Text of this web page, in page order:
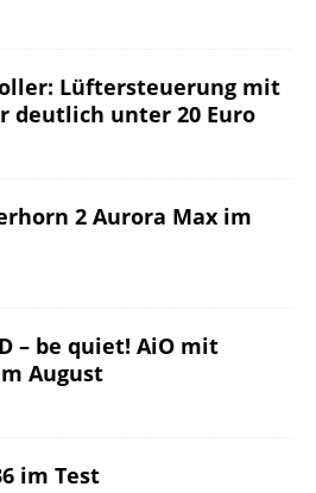
Lüftersteuerung mit
deutlich unter 20 Euro
2 Aurora Max im
– be quiet! AiO mit
August
im Test